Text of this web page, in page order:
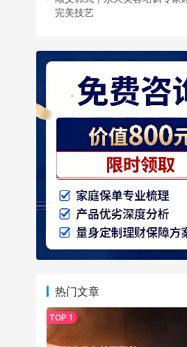
完美技艺
热门文章